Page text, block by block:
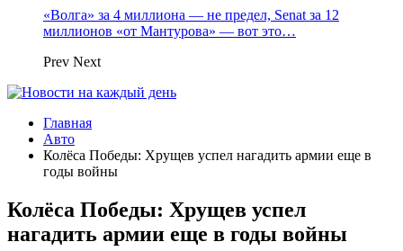
«Волга» за 4 миллиона — не предел, Senat за 12
миллионов «от Мантурова» — вот это…
Prev Next
Главная
Авто
Колёса Победы: Хрущев успел нагадить армии еще в
годы войны
Колёса Победы: Хрущев успел
нагадить армии еще в годы войны